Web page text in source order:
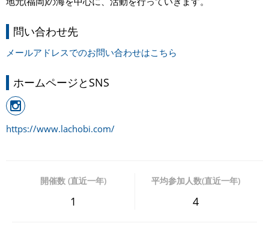
問い合わせ先
メールアドレスでのお問い合わせはこちら
ホームページとSNS
https://www.lachobi.com/
開催数 (直近一年)
1
平均参加人数(直近一年)
4